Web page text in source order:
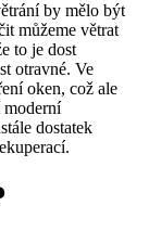
by mělo být
můžeme větrat
to je dost
otravné. Ve
oken, což ale
moderní
dostatek